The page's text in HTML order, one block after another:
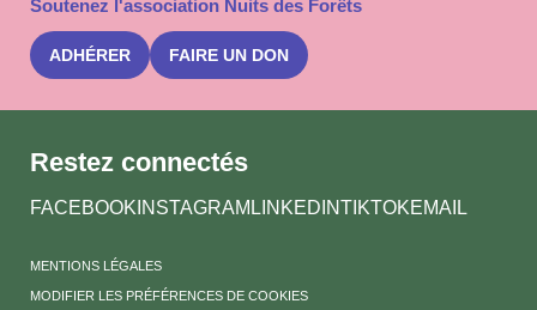
Soutenez l'association Nuits des Forêts
ADHÉRER FAIRE UN DON
Restez connectés
FACEBOOK INSTAGRAM LINKEDINTIKTOKEMAIL
MENTIONS LÉGALES
MODIFIER LES PRÉFÉRENCES DE COOKIES